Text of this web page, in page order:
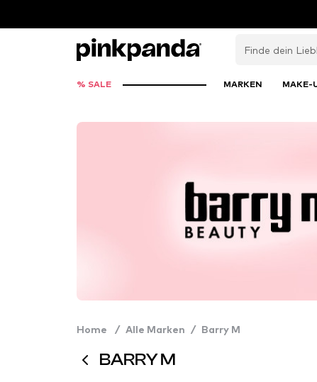
% SALE MARKEN MAKE-
Home / Alle Marken / Barry M
BARRY M